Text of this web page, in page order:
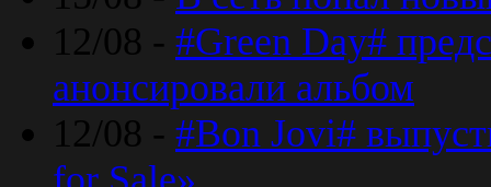
12/08 - #Green Day#
анонсировали альбом
12/08 - #Bon Jovi#